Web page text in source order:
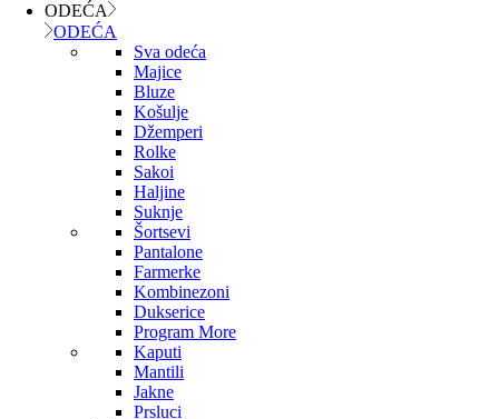
ODEĆA
ODEĆA
Sva odeća
Majice
Bluze
Košulje
Džemperi
Rolke
Sakoi
Haljine
Suknje
Šortsevi
Pantalone
Farmerke
Kombinezoni
Dukserice
Program More
Kaputi
Mantili
Jakne
Prsluci